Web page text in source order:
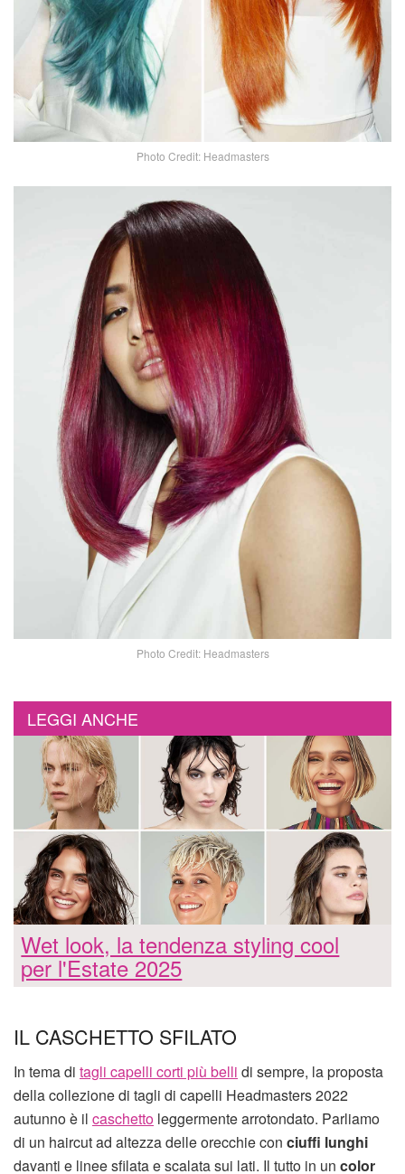
Photo Credit: Headmasters
Photo Credit: Headmasters
LEGGI ANCHE
Wet look, la tendenza styling cool
per l'Estate 2025
IL CASCHETTO SFILATO
In tema di tagli capelli corti più belli di sempre, la proposta
della collezione di tagli di capelli Headmasters 2022
autunno è il caschetto leggermente arrotondato. Parliamo
di un haircut ad altezza delle orecchie con ciuffi lunghi
davanti e linee sfilata e scalata sui lati. Il tutto in un color